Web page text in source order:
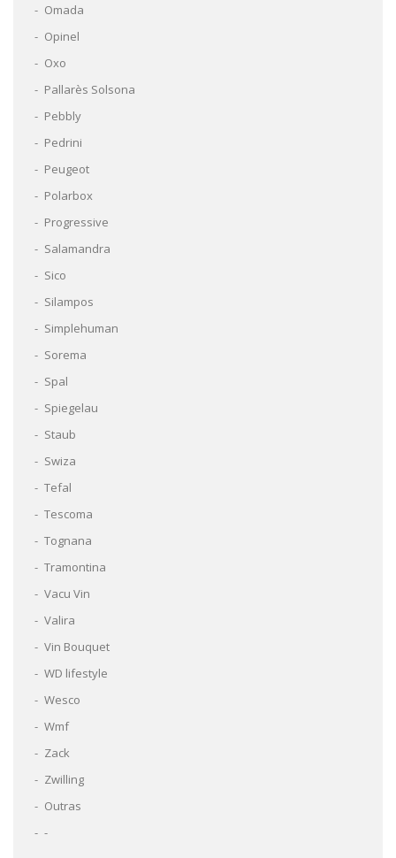
Omada
Opinel
Oxo
Pallarès Solsona
Pebbly
Pedrini
Peugeot
Polarbox
Progressive
Salamandra
Sico
Silampos
Simplehuman
Sorema
Spal
Spiegelau
Staub
Swiza
Tefal
Tescoma
Tognana
Tramontina
Vacu Vin
Valira
Vin Bouquet
WD lifestyle
Wesco
Wmf
Zack
Zwilling
Outras
-